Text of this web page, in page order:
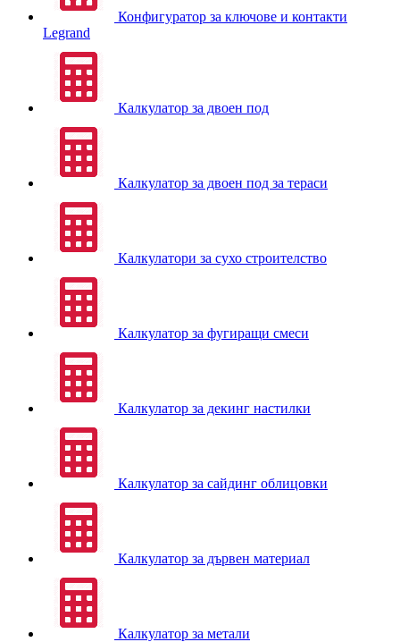
Конфигуратор за ключове и контакти
Legrand
Калкулатор за двоен под
Калкулатор за двоен под за тераси
Калкулатори за сухо строителство
Калкулатор за фугиращи смеси
Калкулатор за декинг настилки
Калкулатор за сайдинг облицовки
Калкулатор за дървен материал
Калкулатор за метали